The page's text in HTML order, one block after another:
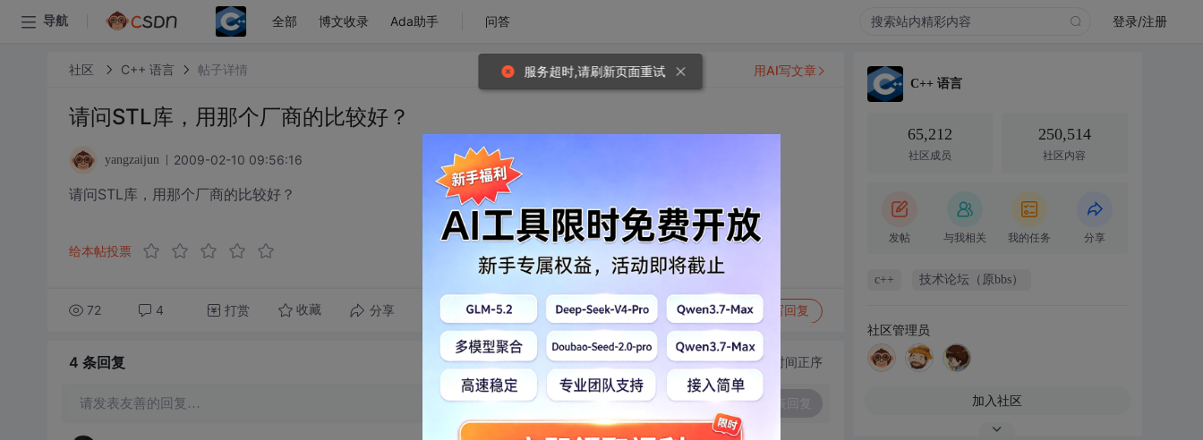
导航 全部 博文收录 Ada助手 问答 登录/注册
社区 C++ 语言 帖子详情
请问STL库，用那个厂商的比较好？
yangzaijun 2009-02-10 09:56:16
请问STL库，用那个厂商的比较好？
给本帖投票
72 4 打赏 收藏 分享 转发到动态 举报 写回复
用AI写文章
4 条回复 切换为时间正序
请发表友善的回复… 发表回复
C++ 语言
65,212
社区成员
250,514
社区内容
发帖 与我相关 我的任务 分享
c++ 技术论坛（原bbs）
社区管理员
加入社区
服务超时,请刷新页面重试